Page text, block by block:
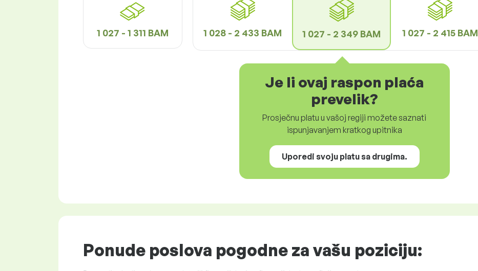
1 027 - 1 311 BAM 1 028 - 2 433 BAM 1 027 - 2 349 BAM 1 027 - 2 415 BAM
Je li ovaj raspon plaća
prevelik?
Prosječnu platu u vašoj regiji možete saznati
ispunjavanjem kratkog upitnika
Uporedi svoju platu sa drugima.
Ponude poslova pogodne za vašu poziciju: